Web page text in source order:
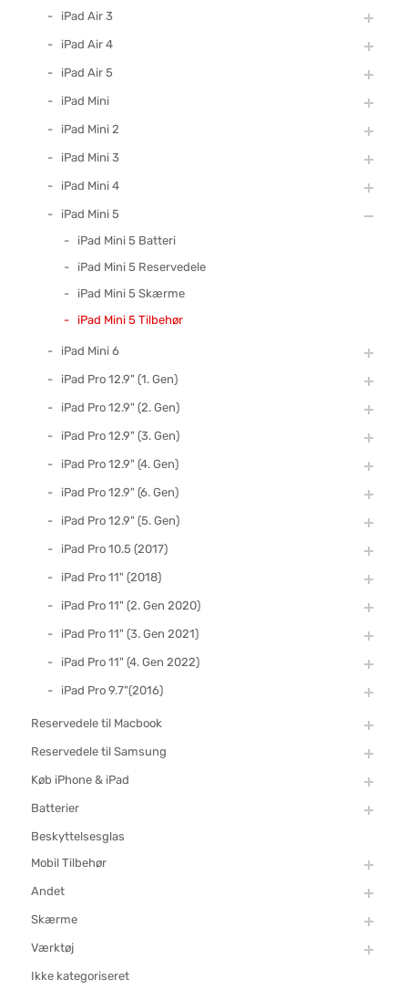
iPad Air 3
iPad Air 4
iPad Air 5
iPad Mini
iPad Mini 2
iPad Mini 3
iPad Mini 4
iPad Mini 5
iPad Mini 5 Batteri
iPad Mini 5 Reservedele
iPad Mini 5 Skærme
iPad Mini 5 Tilbehør
iPad Mini 6
iPad Pro 12.9" (1. Gen)
iPad Pro 12.9" (2. Gen)
iPad Pro 12.9" (3. Gen)
iPad Pro 12.9" (4. Gen)
iPad Pro 12.9" (6. Gen)
iPad Pro 12.9" (5. Gen)
iPad Pro 10.5 (2017)
iPad Pro 11" (2018)
iPad Pro 11" (2. Gen 2020)
iPad Pro 11" (3. Gen 2021)
iPad Pro 11" (4. Gen 2022)
iPad Pro 9.7"(2016)
Reservedele til Macbook
Reservedele til Samsung
Køb iPhone & iPad
Batterier
Beskyttelsesglas
Mobil Tilbehør
Andet
Skærme
Værktøj
Ikke kategoriseret